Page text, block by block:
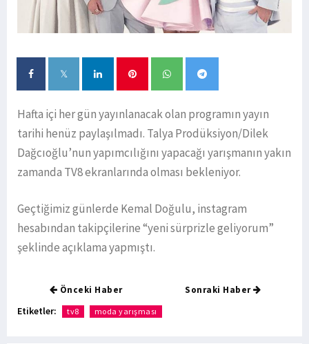
Hafta içi her gün yayınlanacak olan programın yayın
tarihi henüz paylaşılmadı. Talya Prodüksiyon/Dilek
Dağcıoğlu’nun yapımcılığını yapacağı yarışmanın yakın
zamanda TV8 ekranlarında olması bekleniyor.
Geçtiğimiz günlerde Kemal Doğulu, instagram
hesabından takipçilerine “yeni sürprizle geliyorum”
şeklinde açıklama yapmıştı.
Önceki Haber Sonraki Haber
Etiketler: tv8 moda yarışması